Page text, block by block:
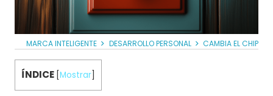
MARCA INTELIGENTE DESARROLLO PERSONAL CAMBIA EL CHIP
ÍNDICE [Mostrar]